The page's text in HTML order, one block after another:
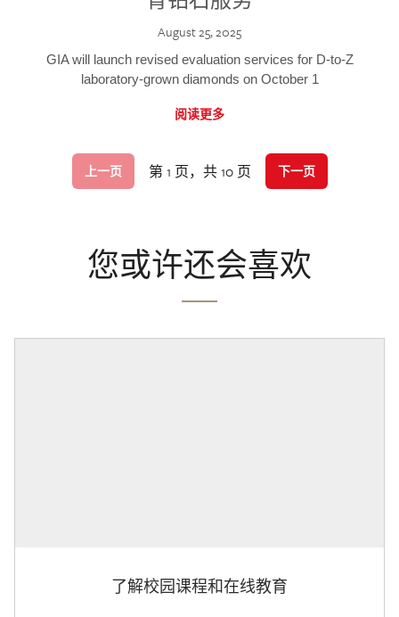
August 25, 2025
GIA will launch revised evaluation services for D-to-Z
laboratory-grown diamonds on October 1
阅读更多
上一页 第 1 页，共 10 页 下一页
您或许还会喜欢
了解校园课程和在线教育